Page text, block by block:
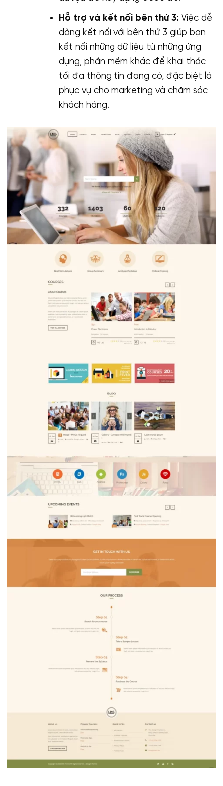
Hỗ trợ và kết nối bên thứ 3: Việc dễ
dàng kết nối với bên thứ 3 giúp bạn
kết nối những dữ liệu từ những ứng
dụng, phần mềm khác để khai thác
tối đa thông tin đang có, đặc biệt là
phục vụ cho marketing và chăm sóc
khách hàng.